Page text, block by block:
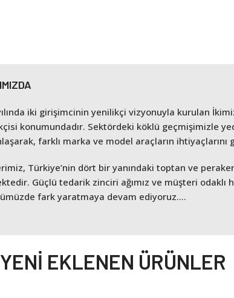
iki girişimcinin yenilikçi vizyonuyla kurulan
konumundadır. Sektördeki köklü geçmişimizle
farklı marka ve model araçların ihtiyaçlarını
Türkiye’nin dört bir yanındaki toptan ve
Güçlü tedarik zinciri ağımız ve müşteri odaklı
fark yaratmaya devam ediyoruz....
YENİ EKLENEN ÜRÜNLER